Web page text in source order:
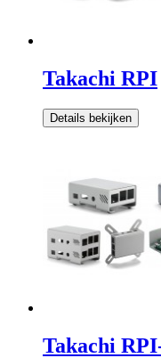
Takachi RPI
Details bekijken
Takachi